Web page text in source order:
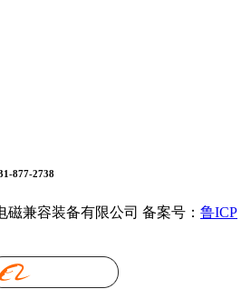
877-2738
兼容装备有限公司 备案号： 鲁ICP